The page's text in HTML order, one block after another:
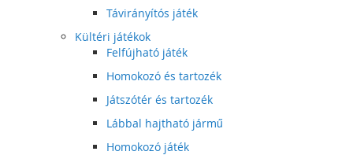
Távirányítós játék
Kültéri játékok
Felfújható játék
Homokozó és tartozék
Játszótér és tartozék
Lábbal hajtható jármű
Homokozó játék